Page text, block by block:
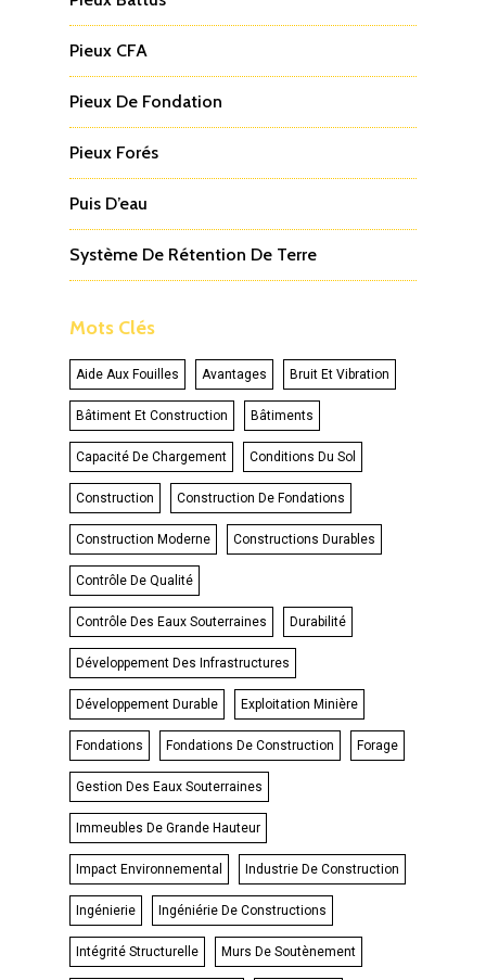
Pieux CFA
Pieux De Fondation
Pieux Forés
Puis D’eau
Système De Rétention De Terre
Mots Clés
Aide Aux Fouilles Avantages Bruit Et Vibration
Bâtiment Et Construction Bâtiments
Capacité De Chargement Conditions Du Sol
Construction Construction De Fondations
Construction Moderne Constructions Durables
Contrôle De Qualité
Contrôle Des Eaux Souterraines Durabilité
Développement Des Infrastructures
Développement Durable Exploitation Minière
Fondations Fondations De Construction Forage
Gestion Des Eaux Souterraines
Immeubles De Grande Hauteur
Impact Environnemental Industrie De Construction
Ingénierie Ingéniérie De Constructions
Intégrité Structurelle Murs De Soutènement